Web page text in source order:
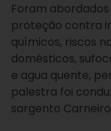
Foram
proteção contra
químicos, riscos
domésticos,
e agua quente,
palestra foi
sargento